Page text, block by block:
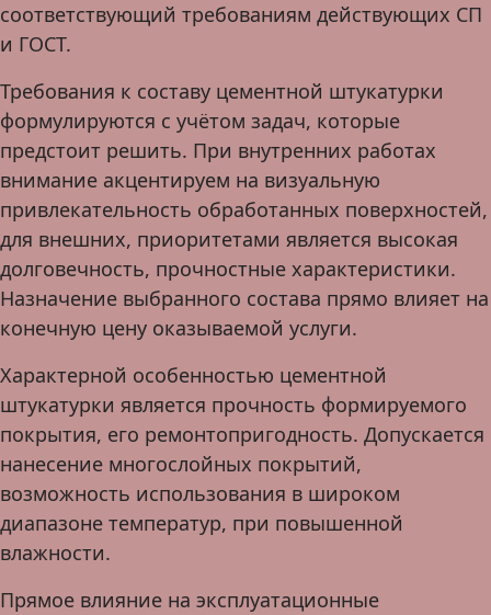
соответствующий требованиям действующих СП
и ГОСТ.
Требования к составу цементной штукатурки
формулируются с учётом задач, которые
предстоит решить. При внутренних работах
внимание акцентируем на визуальную
привлекательность обработанных поверхностей,
для внешних, приоритетами является высокая
долговечность, прочностные характеристики.
Назначение выбранного состава прямо влияет на
конечную цену оказываемой услуги.
Характерной особенностью цементной
штукатурки является прочность формируемого
покрытия, его ремонтопригодность. Допускается
нанесение многослойных покрытий,
возможность использования в широком
диапазоне температур, при повышенной
влажности.
Прямое влияние на эксплуатационные